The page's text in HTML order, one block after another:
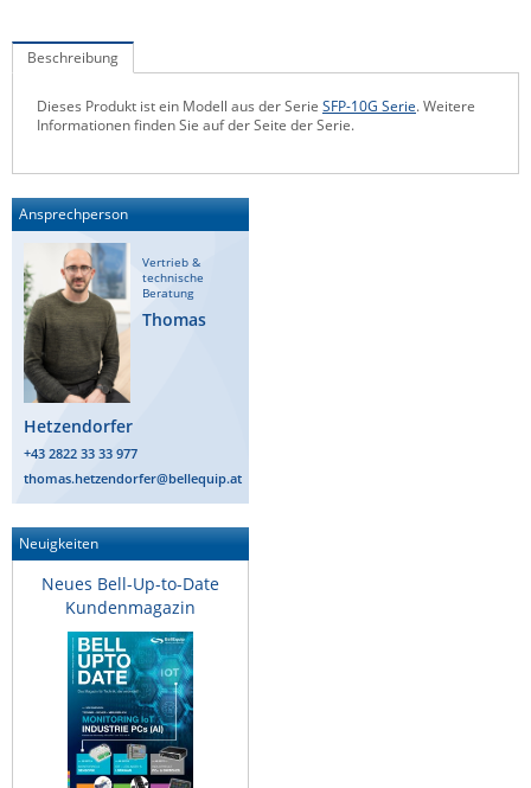
Panorama Antennas
PatchSee
Poynting
Raritan
Riello UPS
Server Technology
Siretta
SIRIO Antenne
Sunbird
Tactical Software
TEKTELIC
Teltonika
Unwired Networks
Vision
WATTECO
Westermo
ZPE Systems
Beschreibung
Dieses Produkt ist ein Modell aus der Serie SFP-10G Serie. Weitere
Informationen finden Sie auf der Seite der Serie.
Ansprechperson
Vertrieb &
technische
Beratung
Thomas
Hetzendorfer
+43 2822 33 33 977
thomas.hetzendorfer@bellequip.at
Neuigkeiten
Neues Bell-Up-to-Date
Kundenmagazin